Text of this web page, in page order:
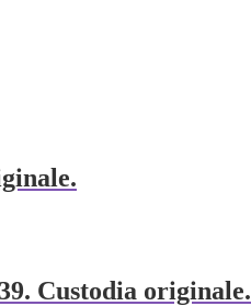
Custodia originale.